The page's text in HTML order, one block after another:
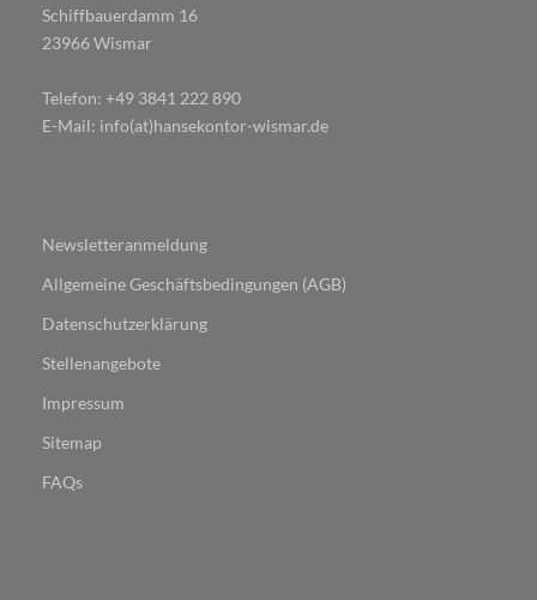
Schiffbauerdamm 16
23966 Wismar
Telefon: +49 3841 222 890
E-Mail: info(at)hansekontor-wismar.de
Newsletteranmeldung
Allgemeine Geschäftsbedingungen (AGB)
Datenschutzerklärung
Stellenangebote
Impressum
Sitemap
FAQs